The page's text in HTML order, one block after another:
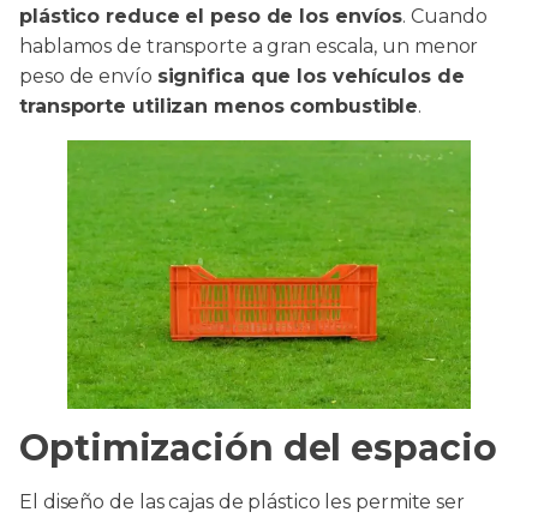
plástico reduce el peso de los envíos. Cuando
hablamos de transporte a gran escala, un menor
peso de envío significa que los vehículos de
transporte utilizan menos combustible.
Optimización del espacio
El diseño de las cajas de plástico les permite ser